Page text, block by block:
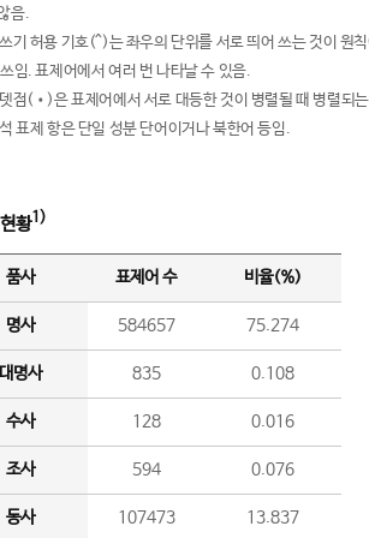
음.
기 허용 기호(^)는 좌우의 단위를 서로 띄어 쓰는 것이 원
임. 표제어에서 여러 번 나타날 수 있음.
점(•)은 표제어에서 서로 대등한 것이 병렬될 때 병렬되
표제 항은 단일 성분 단어이거나 북한어 등임.
황1)
품사 표제어 수 비율(%)
명사 584657 75.274
명사 835 0.108
수사 128 0.016
조사 594 0.076
동사 107473 13.837